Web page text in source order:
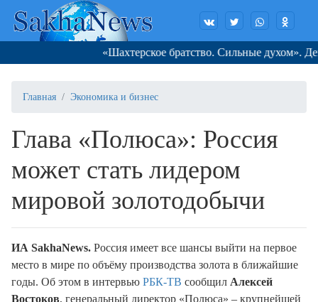
«Шахтерское братство. Сильные духом». День
Главная Экономика и бизнес
Глава «Полюса»: Россия
может стать лидером
мировой золотодобычи
ИА SakhaNews. Россия имеет все шансы выйти на первое
место в мире по объёму производства золота в ближайшие
годы. Об этом в интервью РБК-ТВ сообщил Алексей
Востоков, генеральный директор «Полюса» – крупнейшей